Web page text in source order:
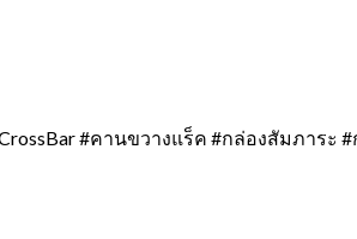
#คานขวางแร็ค #กล่องสัมภาระ